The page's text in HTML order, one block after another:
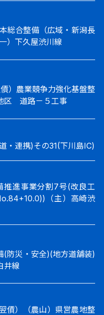
総合整備（広域・新潟長
）下久屋渋川線
）農業競争力強化基盤整
区 道路－５工事
・連携)その31(下川島IC)
推進事業分割7号(改良工
（主）高崎渋
(防災・安全)(地方道舗装)
井線
債）（農山）県営農地整